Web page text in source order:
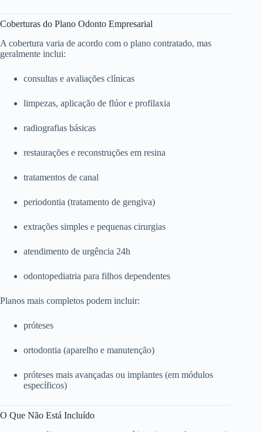
Coberturas do Plano Odonto Empresarial
A cobertura varia de acordo com o plano contratado, mas
geralmente inclui:
consultas e avaliações clínicas
limpezas, aplicação de flúor e profilaxia
radiografias básicas
restaurações e reconstruções em resina
tratamentos de canal
periodontia (tratamento de gengiva)
extrações simples e pequenas cirurgias
atendimento de urgência 24h
odontopediatria para filhos dependentes
Planos mais completos podem incluir:
próteses
ortodontia (aparelho e manutenção)
próteses mais avançadas ou implantes (em módulos
específicos)
O Que Não Está Incluído